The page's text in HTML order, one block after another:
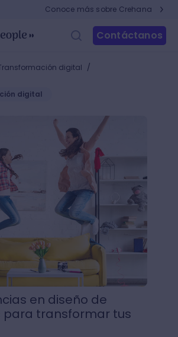
Conoce más sobre Crehana
Contáctanos
digital /
digital
en diseño de interiores para
en diseño de
para transformar tus